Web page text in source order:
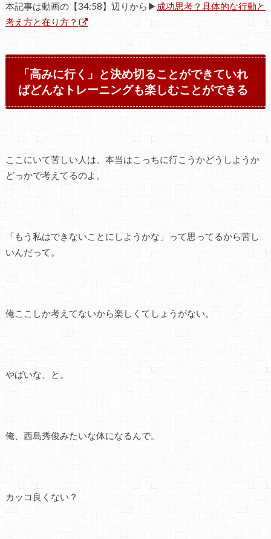
本記事は動画の【34:58】辺りから▶ 成功思考？具体的な行動と
考え方と在り方？
「高みに行く」と決め切ることができていれ
ばどんなトレーニングも楽しむことができる
ここにいて苦しい人は、本当はこっちに行こうかどうしようか
どっかで考えてるのよ。
「もう私はできないことにしようかな」って思ってるから苦し
いんだって。
俺ここしか考えてないから楽しくてしょうがない。
やばいな、と。
俺、西島秀俊みたいな体になるんで。
カッコ良くない？